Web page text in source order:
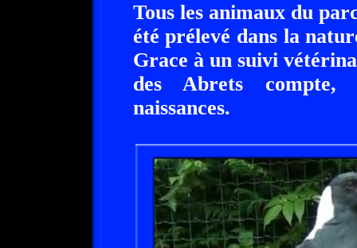
Tous les animaux du
été prélevé dans la
Grace à un suivi
des Abrets compte,
naissances.